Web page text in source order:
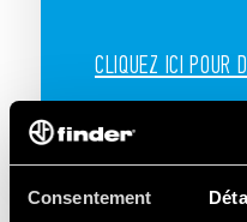
Consentement
CLIQUEZ ICI POUR